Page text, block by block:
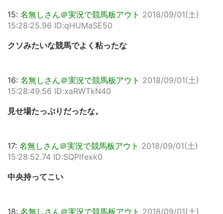
15: 名無しさん＠実況で競馬板アウト 2018/09/01(土)
15:28:25.96 ID:qHUMaSE50
クソみたいな競馬でよく粘ったな
16: 名無しさん＠実況で競馬板アウト 2018/09/01(土)
15:28:49.56 ID:xaRWTkN40
見せ場たっぷりだったな。
17: 名無しさん＠実況で競馬板アウト 2018/09/01(土)
15:28:52.74 ID:SQPlfexk0
中央持ってこい
18: 名無しさん＠実況で競馬板アウト 2018/09/01(土)